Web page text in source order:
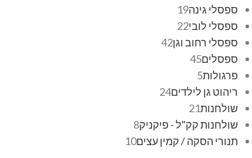
ספסלי גינה19
ספסלי לובי22
ספסלי רחוב וגן42
ספסלים45
פרגולות5
ריהוט גן לילדים24
שולחנות21
שולחנות קק"ל - פיקניק8
תנורי הסקה / קמין עצים10